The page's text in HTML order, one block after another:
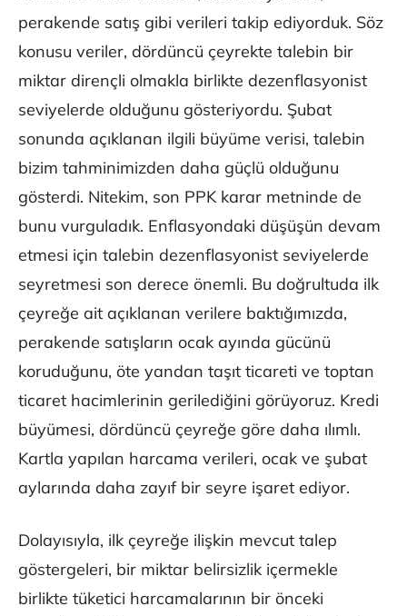
perakende satış gibi verileri takip ediyorduk. Söz
konusu veriler, dördüncü çeyrekte talebin bir
miktar dirençli olmakla birlikte dezenflasyonist
seviyelerde olduğunu gösteriyordu. Şubat
sonunda açıklanan ilgili büyüme verisi, talebin
bizim tahminimizden daha güçlü olduğunu
gösterdi. Nitekim, son PPK karar metninde de
bunu vurguladık. Enflasyondaki düşüşün devam
etmesi için talebin dezenflasyonist seviyelerde
seyretmesi son derece önemli. Bu doğrultuda ilk
çeyreğe ait açıklanan verilere baktığımızda,
perakende satışların ocak ayında gücünü
koruduğunu, öte yandan taşıt ticareti ve toptan
ticaret hacimlerinin gerilediğini görüyoruz. Kredi
büyümesi, dördüncü çeyreğe göre daha ılımlı.
Kartla yapılan harcama verileri, ocak ve şubat
aylarında daha zayıf bir seyre işaret ediyor.
Dolayısıyla, ilk çeyreğe ilişkin mevcut talep
göstergeleri, bir miktar belirsizlik içermekle
birlikte tüketici harcamalarının bir önceki